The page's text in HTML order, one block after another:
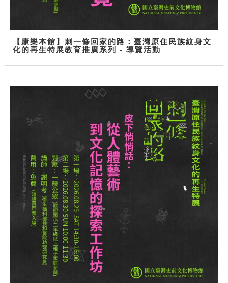
【康樂本館】刺一條回家的路：臺灣原住民族紋身文
化的再生特展教育推廣系列 - 導覽活動